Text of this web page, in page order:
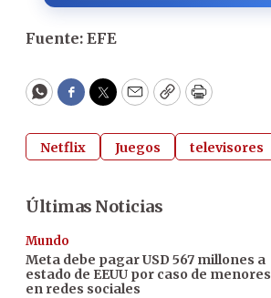
Fuente: EFE
WhatsApp
Facebook
Twitter
EmailCopyPrint
Netflix Juegos televisores
Últimas Noticias
Mundo
Meta debe pagar USD 567 millones a
estado de EEUU por caso de menores
en redes sociales